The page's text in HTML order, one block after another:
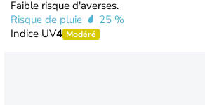
Faible risque d'averses.
Risque de pluie
25 %
Indice UV4 Modéré